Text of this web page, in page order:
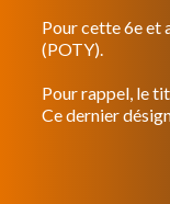
Pour cette 6e et
(POTY).
Pour rappel, le
Ce dernier